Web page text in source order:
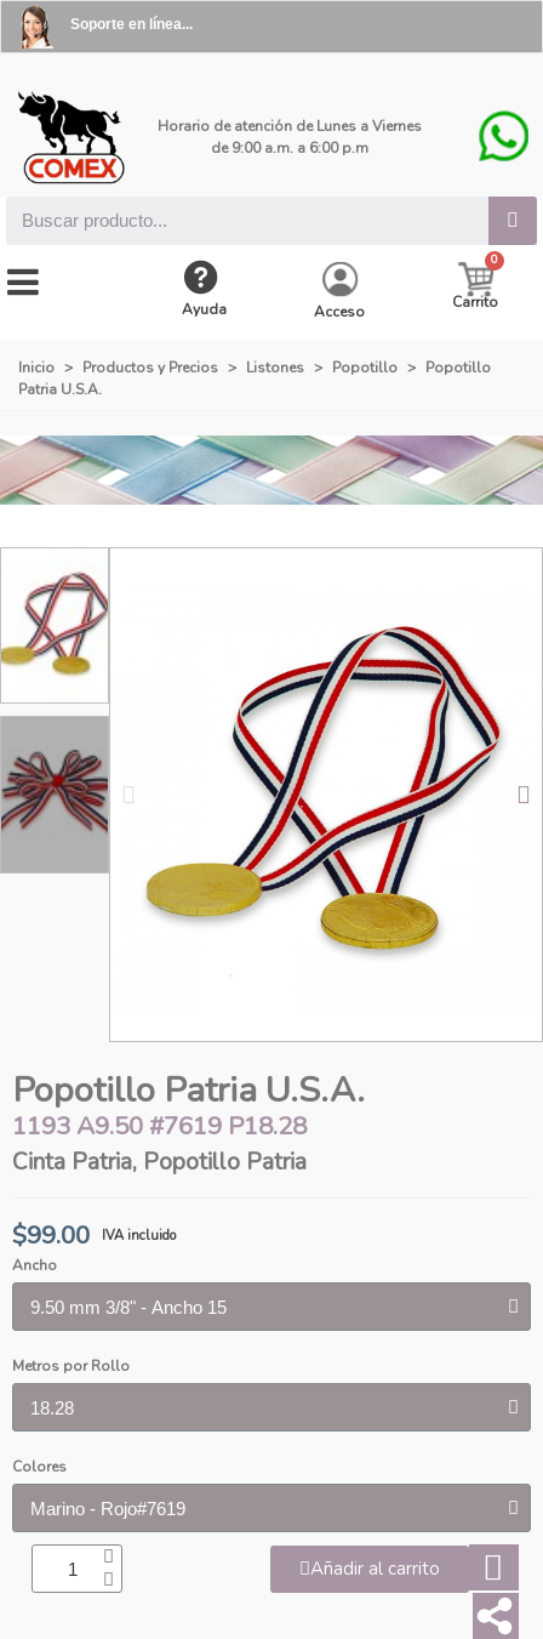
Soporte en línea...
Horario de atención de Lunes a Viernes
de 9:00 a.m. a 6:00 p.m
Ayuda Acceso Carrito
Inicio > Productos y Precios > Listones > Popotillo > Popotillo
Patria U.S.A.
Popotillo Patria U.S.A.
1193 A9.50 #7619 P18.28
Cinta Patria, Popotillo Patria
$99.00 IVA incluido
Ancho
Metros por Rollo
Colores
Añadir al carrito